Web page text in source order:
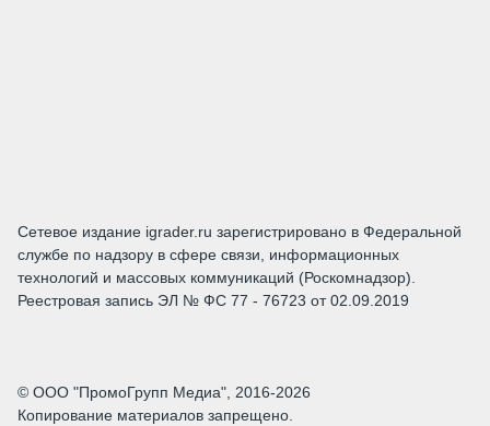
Сетевое издание igrader.ru зарегистрировано в Федеральной
службе по надзору в сфере связи, информационных
технологий и массовых коммуникаций (Роскомнадзор).
Реестровая запись ЭЛ № ФС 77 - 76723 от 02.09.2019
© ООО "ПромоГрупп Медиа", 2016-2026
Копирование материалов запрещено.